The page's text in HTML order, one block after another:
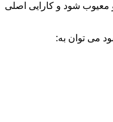
معیوب شود و کارایی اصلی
می توان به: